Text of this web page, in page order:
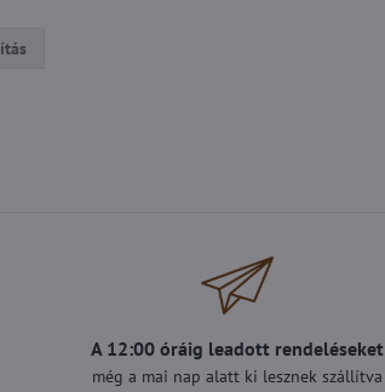
A 12:00 óráig leadott rendeléseket
még a mai nap alatt ki lesznek szállítva